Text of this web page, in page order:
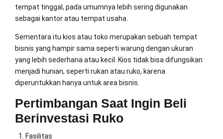
tempat tinggal, pada umumnya lebih sering digunakan
sebagai kantor atau tempat usaha.
Sementara itu kios atau toko merupakan sebuah tempat
bisnis yang hampir sama seperti warung dengan ukuran
yang lebih sederhana atau kecil. Kios tidak bisa difungsikan
menjadi hunian, seperti rukan atau ruko, karena
diperuntukkan hanya untuk area bisnis.
Pertimbangan Saat Ingin Beli
Berinvestasi Ruko
Fasilitas